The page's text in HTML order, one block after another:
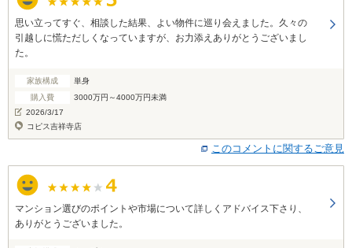
思い立ってすぐ、相談した結果、よい物件に巡り会えました。久々の
引越しに慌ただしくなっていますが、お力添えありがとうございまし
た。
家族構成
単身
購入費
3000万円～4000万円未満
2026/3/17
コピス吉祥寺店
このコメントに関するご意見
マンション選びのポイントや市場について詳しくアドバイス下さり、
ありがとうございました。